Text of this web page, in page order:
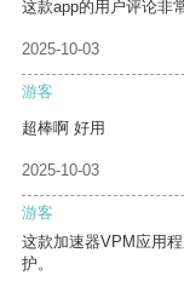
这款app的用户评论非
2025-10-03
游客
超棒啊 好用
2025-10-03
游客
这款加速器VPM应用
护。